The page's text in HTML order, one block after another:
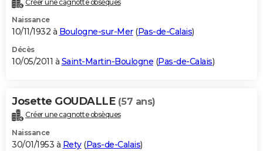
Créer une cagnotte obsèques
Naissance
10/11/1932 à Boulogne-sur-Mer(Pas-de-Calais)
Décès
10/05/2011 à Saint-Martin-Boulogne (Pas-de-Calais)
Josette GOUDALLE (57 ans)
Créer une cagnotte obsèques
Naissance
30/01/1953 à Rety(Pas-de-Calais)